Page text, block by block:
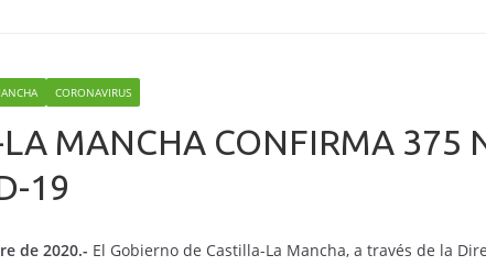
CORONAVIRUS
MANCHA CONFIRMA 375
19
de 2020.- El Gobierno de Castilla-La Mancha, a través de la